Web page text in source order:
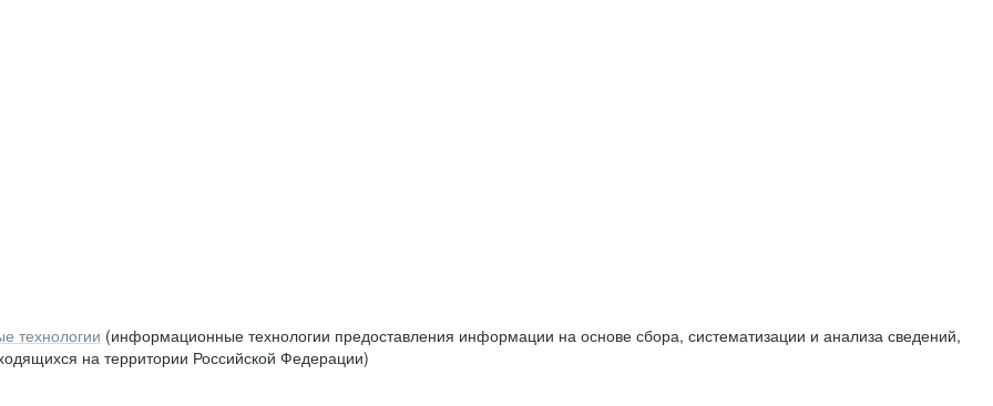
технологии (информационные технологии предоставления информации на основе сбора, систематизации и анализа сведений,
на территории Российской Федерации)